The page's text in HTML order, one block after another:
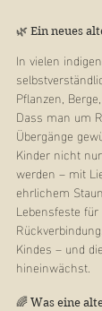
🌿 Ein neues
In vielen
Pflanzen,
Dass man um
Übergänge
Kinder nicht
werden – mit
ehrlichem
Lebensfeste
Kindes – und
hineinwächst.
🌈 Was eine